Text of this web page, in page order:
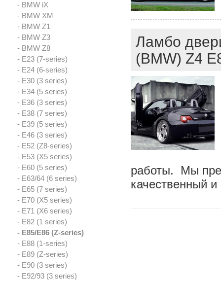
- BMW iX
- BMW XM
- BMW Z1
- BMW Z3
- BMW Z8
- E23 (7-series)
- E24 (6-series)
- E30 (3 series)
- E34 (5 series)
- E36 (3 series)
- E38 (7 series)
- E39 (5 series)
- E46 (3 series)
- E52 (Z8-series)
- E53 (X5 series)
- E60 (5 series)
- E63/64 (6 series)
- E65 (7 series)
- E70 (X5 series)
- E71 (X6 series)
- E82 (1 series)
- E85/E86 (Z-series)
- E88 (1-series)
- E89 (Z-series)
- E90 (3 series)
- E92/93 (3 series)
Ламбо
(BMW) Z4
работы. Мы
качественный